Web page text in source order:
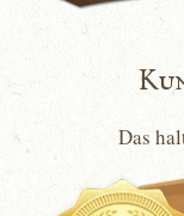
Das